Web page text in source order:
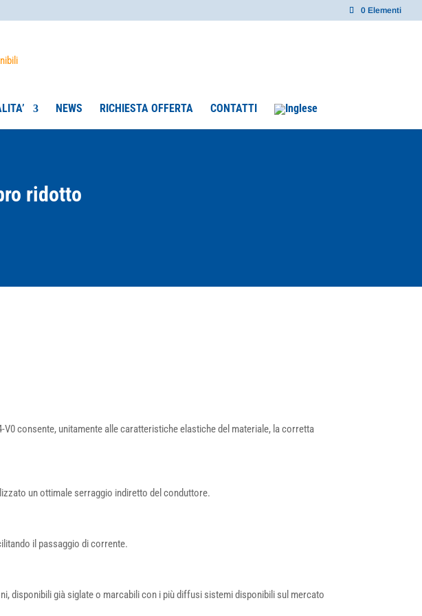
0 Elementi
NEWS RICHIESTA OFFERTA CONTATTI
ridotto
consente, unitamente alle caratteristiche elastiche del materiale, la corretta
un ottimale serraggio indiretto del conduttore.
il passaggio di corrente.
disponibili già siglate o marcabili con i più diffusi sistemi disponibili sul mercato